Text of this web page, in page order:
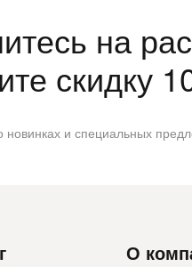
на
скидку
новинках и специальных
О